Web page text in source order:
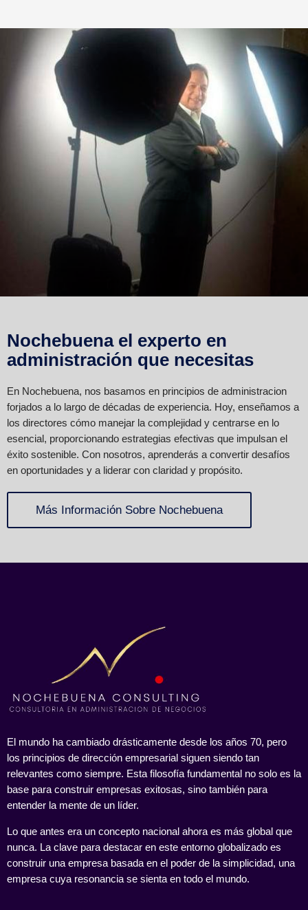
Nochebuena el experto en
administración que necesitas
En Nochebuena, nos basamos en principios de administracion
forjados a lo largo de décadas de experiencia. Hoy, enseñamos a
los directores cómo manejar la complejidad y centrarse en lo
esencial, proporcionando estrategias efectivas que impulsan el
éxito sostenible. Con nosotros, aprenderás a convertir desafíos
en oportunidades y a liderar con claridad y propósito.
Más Información Sobre Nochebuena
El mundo ha cambiado drásticamente desde los años 70, pero
los principios de dirección empresarial siguen siendo tan
relevantes como siempre. Esta filosofía fundamental no solo es la
base para construir empresas exitosas, sino también para
entender la mente de un líder.
Lo que antes era un concepto nacional ahora es más global que
nunca. La clave para destacar en este entorno globalizado es
construir una empresa basada en el poder de la simplicidad, una
empresa cuya resonancia se sienta en todo el mundo.